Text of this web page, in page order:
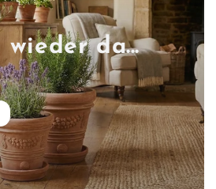
wieder da...